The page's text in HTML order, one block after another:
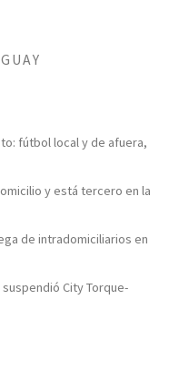
fútbol local y de afuera,
y está tercero en la
de intradomiciliarios en
City Torque-